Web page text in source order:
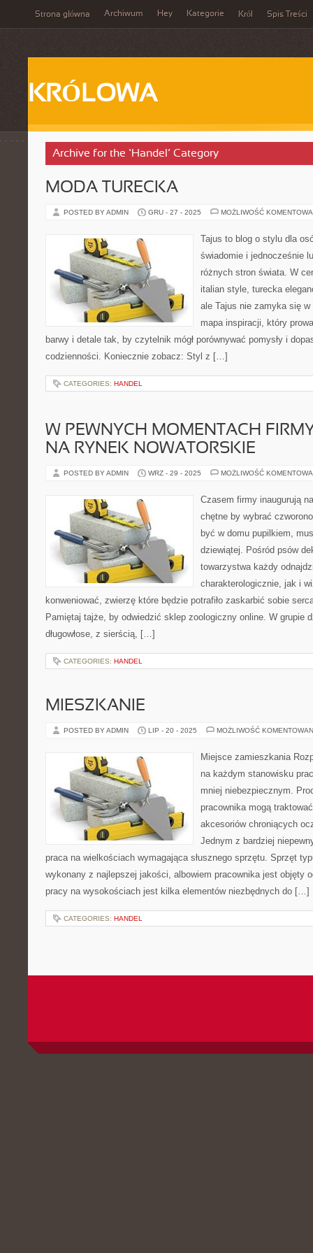
Strona główna Archiwum Hey Kategorie Król Spis Treści
KRÓLOWA
Archive for the ‘Handel’ Category
MODA TURECKA
POSTED BY ADMIN GRU - 27 - 2025 MOŻLIWOŚĆ
Tajus to blog o stylu dla
świadomie i jednocześnie
różnych stron świata. W
italian style, turecka
ale Tajus nie zamyka się
mapa inspiracji, który
barwy i detale tak, by czytelnik mógł porównywać pomysły i
codzienności. Koniecznie zobacz: Styl z […]
CATEGORIES: HANDEL
W PEWNYCH MOMENTACH
NA RYNEK NOWATORSKIE
POSTED BY ADMIN WRZ - 29 - 2025 MOŻLIWOŚĆ
Czasem firmy inaugurują
chętne by wybrać
być w domu pupilkiem,
dziewiątej. Pośród psów
towarzystwa każdy
charakterologicznie, jak i
konweniować, zwierzę które będzie potrafiło zaskarbić sobie
Pamiętaj tajże, by odwiedzić sklep zoologiczny online. W grupie
długowłose, z sierścią, […]
CATEGORIES: HANDEL
MIESZKANIE
POSTED BY ADMIN LIP - 20 - 2025 MOŻLIWOŚĆ
Miejsce zamieszkania
na każdym stanowisku
mniej niebezpiecznym.
pracownika mogą
akcesoriów chroniących
Jednym z bardziej
praca na wielkościach wymagająca słusznego sprzętu. Sprzęt
wykonany z najlepszej jakości, albowiem pracownika jest objęty
pracy na wysokościach jest kilka elementów niezbędnych do […]
CATEGORIES: HANDEL